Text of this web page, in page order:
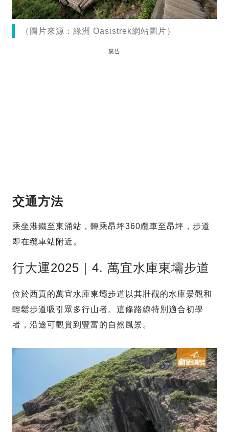
（圖片來源：綠洲 Oasistrek網站圖片）
廣告
交通方法
乘坐港鐵至東涌站，轉乘昂坪360纜車至昂坪，步道
即在纜車站附近。
行大運2025｜4. 萬宜水庫東壩步道
位於西貢的萬宜水庫東壩步道以其壯觀的水庫景觀和
輕鬆步道吸引眾多行山者。這條路線特別適合初學
者，沿途可觀賞到豐富的自然風景。